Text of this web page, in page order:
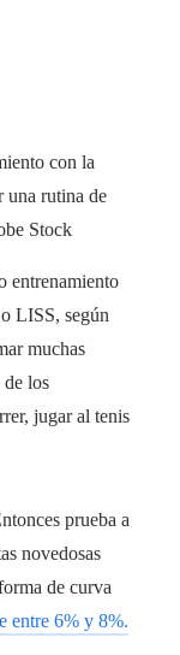
con la
una rutina de
Stock
entrenamiento
LISS, según
muchas
los
jugar al tenis
prueba a
novedosas
de curva
entre 6% y 8%.